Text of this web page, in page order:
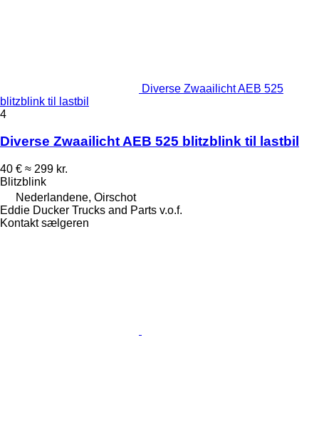
Diverse Zwaailicht AEB 525
blitzblink til lastbil
4
Diverse Zwaailicht AEB 525 blitzblink til lastbil
40 € ≈ 299 kr.
Blitzblink
Nederlandene, Oirschot
Eddie Ducker Trucks and Parts v.o.f.
Kontakt sælgeren